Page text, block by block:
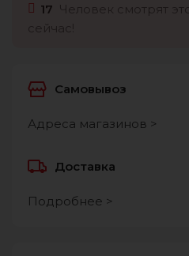
17
Самовывоз
Адреса магазинов >
Доставка
Подробнее >